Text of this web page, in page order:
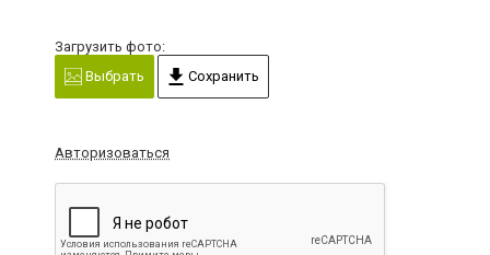
Загрузить фото:
Выбрать
Сохранить
Авторизоваться